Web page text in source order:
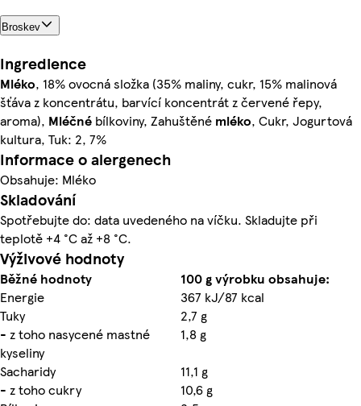
Broskev
Ingredience
Mléko, 18% ovocná složka (35% maliny, cukr, 15% malinová
šťáva z koncentrátu, barvící koncentrát z červené řepy,
aroma), Mléčné bílkoviny, Zahuštěné mléko, Cukr, Jogurtová
kultura, Tuk: 2, 7%
Informace o alergenech
Obsahuje: Mléko
Skladování
Spotřebujte do: data uvedeného na víčku. Skladujte při
teplotě +4 °C až +8 °C.
Výživové hodnoty
Běžné hodnoty
100 g výrobku obsahuje:
Energie
367 kJ/87 kcal
Tuky
2,7 g
- z toho nasycené mastné
kyseliny
1,8 g
Sacharidy
11,1 g
- z toho cukry
10,6 g